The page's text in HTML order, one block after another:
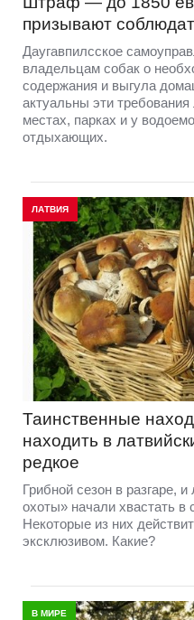
призывают
Даугавпилсское
владельцам собак о
содержания и выгула
актуальны эти
местах, парках и у
отдыхающих.
ЛАТВИЯ
Таинственные
находить в
редкое
Грибной сезон в разгаре,
охоты» начали хвастать в
Некоторые из них
эксклюзивом. Какие?
В МИРЕ